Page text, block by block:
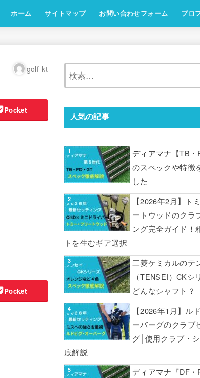
ホーム サイトマップ お問い合わせフォーム プロ
golf-kt
Pocket
Pocket
人気の記事
ディアマナ【TB・
のスペックや特徴
した
【2026年2月】ト
ートウッドのクラ
ング完全ガイド！
トを生むギア選択
三菱ケミカルのテ
（TENSEI）CKシ
どんなシャフト？
【2026年1月】ル
ーバーグのクラブ
グ│使用クラブ・
底解説
ディアマナ『DF・